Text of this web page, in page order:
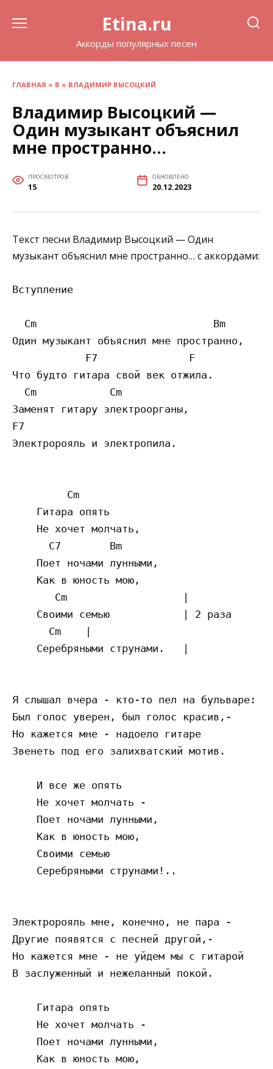
Etina.ru
Аккорды популярных песен
ГЛАВНАЯ » В » ВЛАДИМИР ВЫСОЦКИЙ
Владимир Высоцкий —
Один музыкант объяснил
мне пространно…
ПРОСМОТРОВ
15
ОБНОВЛЕНО
20.12.2023
Текст песни Владимир Высоцкий — Один
музыкант объяснил мне пространно… с аккордами:
Вступление
  Cm                             Bm
Один музыкант объяснил мне пространно,
            F7               F
Что будто гитара свой век отжила.
  Cm            Cm
Заменят гитару электроорганы,
F7
Электророяль и электропила.
         Cm
    Гитара опять
    Не хочет молчать,
      C7        Bm
    Поет ночами лунными,
    Как в юность мою,
       Cm                   |
    Своими семью            | 2 раза
      Cm    |
    Серебряными струнами.   |
Я слышал вчера - кто-то пел на бульваре:
Был голос уверен, был голос красив,-
Но кажется мне - надоело гитаре
Звенеть под его залихватский мотив.
    И все же опять
    Не хочет молчать -
    Поет ночами лунными,
    Как в юность мою,
    Своими семью
    Серебряными струнами!..
Электророяль мне, конечно, не пара -
Другие появятся с песней другой,-
Но кажется мне - не уйдем мы с гитарой
В заслуженный и нежеланный покой.
    Гитара опять
    Не хочет молчать -
    Поет ночами лунными,
    Как в юность мою,